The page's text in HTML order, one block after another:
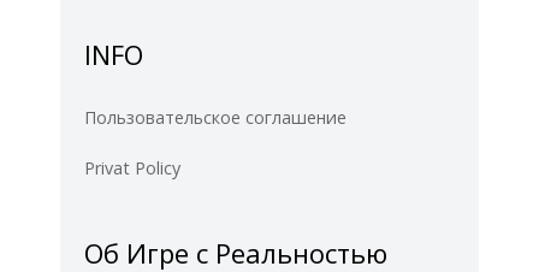
INFO
Пользовательское соглашение
Privat Policy
Об Игре с Реальностью